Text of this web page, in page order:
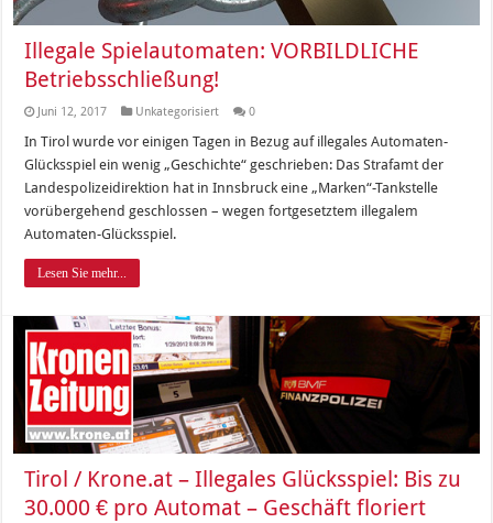
Illegale Spielautomaten: VORBILDLICHE
Betriebsschließung!
Juni 12, 2017 Unkategorisiert 0
In Tirol wurde vor einigen Tagen in Bezug auf illegales Automaten-
Glücksspiel ein wenig „Geschichte“ geschrieben: Das Strafamt der
Landespolizeidirektion hat in Innsbruck eine „Marken“-Tankstelle
vorübergehend geschlossen – wegen fortgesetztem illegalem
Automaten-Glücksspiel.
Lesen Sie mehr...
Tirol / Krone.at – Illegales Glücksspiel: Bis zu
30.000 € pro Automat – Geschäft floriert